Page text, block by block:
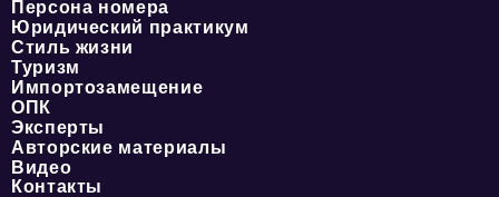
Персона номера
Юридический практикум
Стиль жизни
Туризм
Импортозамещение
ОПК
Эксперты
Авторские материалы
Видео
Контакты